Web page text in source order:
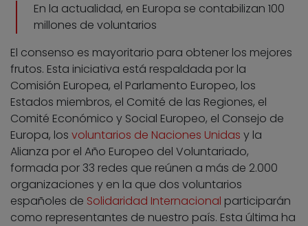
En la actualidad, en Europa se contabilizan 100
millones de voluntarios
El consenso es mayoritario para obtener los mejores
frutos. Esta iniciativa está respaldada por la
Comisión Europea, el Parlamento Europeo, los
Estados miembros, el Comité de las Regiones, el
Comité Económico y Social Europeo, el Consejo de
Europa, los voluntarios de Naciones Unidas y la
Alianza por el Año Europeo del Voluntariado,
formada por 33 redes que reúnen a más de 2.000
organizaciones y en la que dos voluntarios
españoles de Solidaridad Internacional participarán
como representantes de nuestro país. Esta última ha